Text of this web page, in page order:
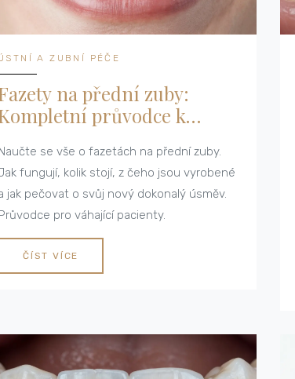
A ZUBNÍ PÉČE
na přední zuby:
průvodce k
se vše o fazetách na přední zuby.
fungují, kolik stojí, z čeho jsou vyrobené
jak pečovat o svůj nový dokonalý úsměv.
pro váhající pacienty.
ČÍST VÍCE